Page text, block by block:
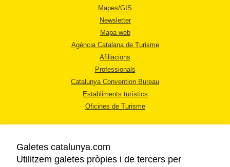
Mapes/GIS
Newsletter
Mapa web
Agència Catalana de Turisme
Afiliacions
Professionals
Catalunya Convention Bureau
Establiments turístics
Oficines de Turisme
Galetes catalunya.com
Utilitzem galetes pròpies i de tercers per